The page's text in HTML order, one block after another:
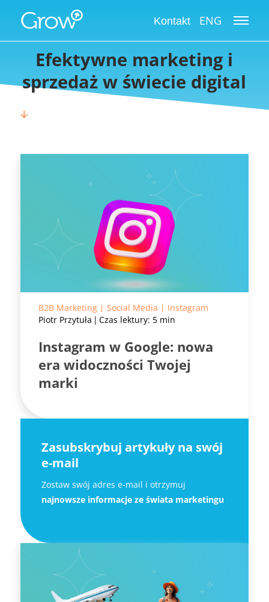
Grow International Blog
Kontakt ENG
Efektywne marketing i
sprzedaż w świecie digital
🡫
B2B Marketing Social Media
Instagram
Piotr Przytuła
Czas lektury: 5 min
Instagram w Google: nowa
era widoczności Twojej
marki
Zasubskrybuj artykuły na swój
e-mail
Zostaw swój adres e-mail i otrzymuj
najnowsze informacje ze świata marketingu